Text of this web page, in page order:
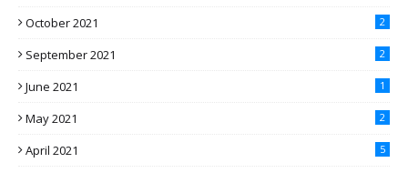
October 2021 2
September 2021 2
June 2021 1
May 2021 2
April 2021 5